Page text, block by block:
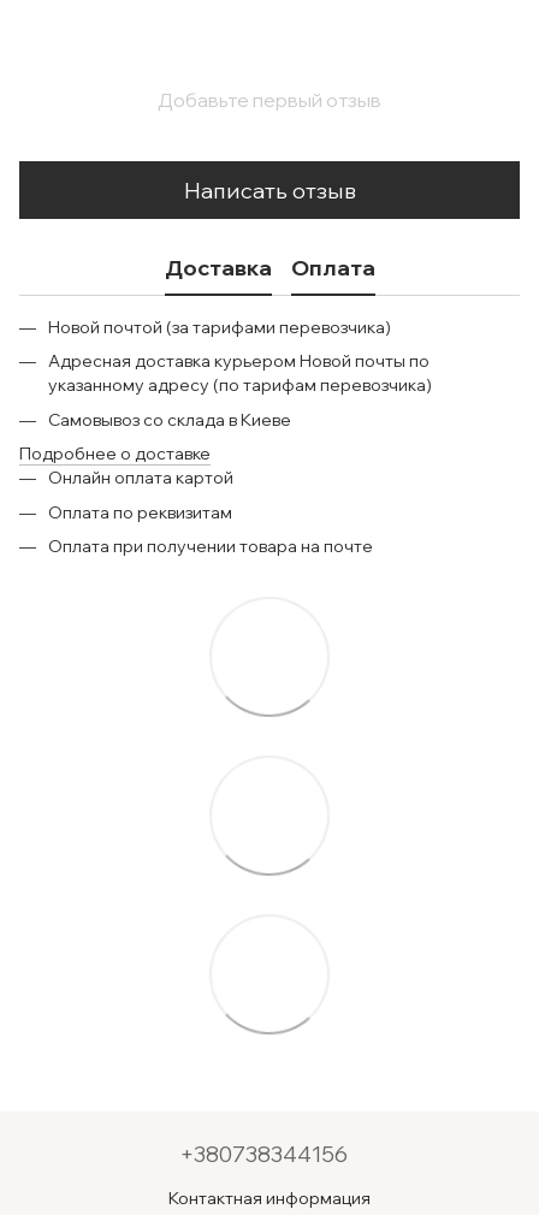
Добавьте первый отзыв
Написать отзыв
Доставка Оплата
Новой почтой (за тарифами перевозчика)
Адресная доставка курьером Новой почты по
указанному адресу (по тарифам перевозчика)
Самовывоз со склада в Киеве
Подробнее о доставке
Онлайн оплата картой
Оплата по реквизитам
Оплата при получении товара на почте
+380738344156
Контактная информация